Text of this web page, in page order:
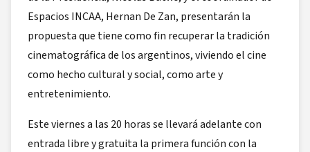
Espacios INCAA, Hernan De Zan, presentarán la
propuesta que tiene como fin recuperar la tradición
cinematográfica de los argentinos, viviendo el cine
como hecho cultural y social, como arte y
entretenimiento.
Este viernes a las 20 horas se llevará adelante con
entrada libre y gratuita la primera función con la